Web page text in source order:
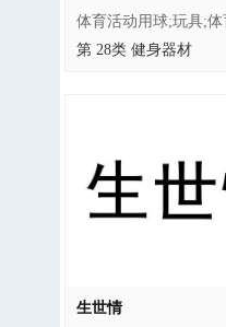
第 28类 健身器材
生世情